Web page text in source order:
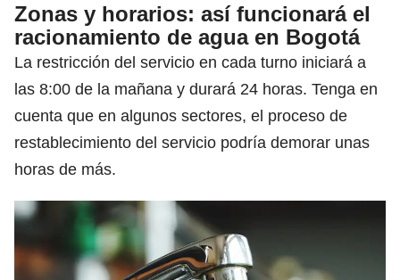
Zonas y horarios: así funcionará el
racionamiento de agua en Bogotá
La restricción del servicio en cada turno iniciará a
las 8:00 de la mañana y durará 24 horas. Tenga en
cuenta que en algunos sectores, el proceso de
restablecimiento del servicio podría demorar unas
horas de más.